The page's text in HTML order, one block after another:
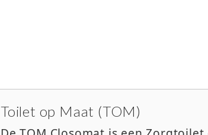
Toilet op Maat (TOM)